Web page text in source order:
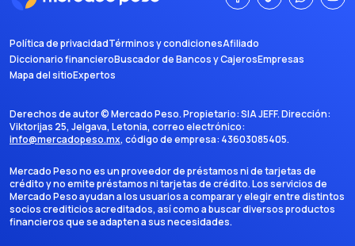
Política de privacidadTérminos y condicionesAfiliado
Diccionario financieroBuscador de Bancos y CajerosEmpresas
Mapa del sitioExpertos
Derechos de autor ©Mercado Peso. Propietario:SIA JEFF. Dirección:
Viktorijas 25, Jelgava, Letonia, correo electrónico:
info@mercadopeso.mx, código de empresa: 43603085405.
Mercado Peso no es un proveedor de préstamos ni de tarjetas de
crédito y no emite préstamos ni tarjetas de crédito. Los servicios de
Mercado Peso ayudan a los usuarios a comparar y elegir entre distintos
socios crediticios acreditados, así como a buscar diversos productos
financieros que se adapten a sus necesidades.